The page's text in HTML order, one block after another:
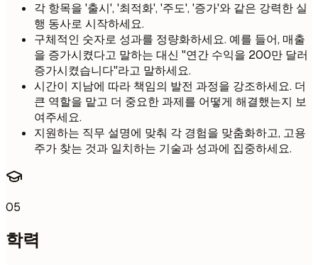
각 항목을 '출시', '최적화', '주도', '증가'와 같은 강력한 실
행 동사로 시작하세요.
구체적인 숫자로 성과를 정량화하세요. 예를 들어, 매출
을 증가시켰다고 말하는 대신 "연간 수익을 200만 달러
증가시켰습니다"라고 말하세요.
시간이 지남에 따라 책임의 발전 과정을 강조하세요. 더
큰 역할을 맡고 더 중요한 과제를 어떻게 해결했는지 보
여주세요.
지원하는 직무 설명에 맞춰 각 경험을 맞춤화하고, 고용
주가 찾는 것과 일치하는 기술과 성과에 집중하세요.
05
학력